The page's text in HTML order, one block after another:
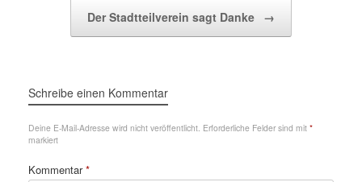
Der Stadtteilverein sagt Danke →
Schreibe einen Kommentar
Deine E-Mail-Adresse wird nicht veröffentlicht. Erforderliche Felder sind mit *
markiert
Kommentar*